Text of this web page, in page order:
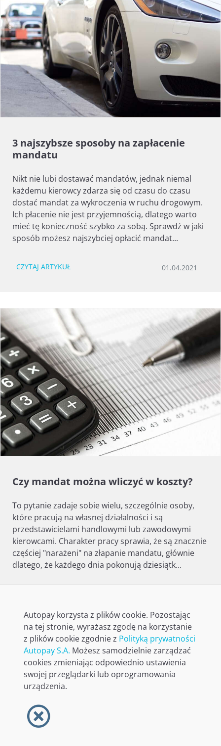
3 najszybsze sposoby na zapłacenie
mandatu
Nikt nie lubi dostawać mandatów, jednak niemal
każdemu kierowcy zdarza się od czasu do czasu
dostać mandat za wykroczenia w ruchu drogowym.
Ich płacenie nie jest przyjemnością, dlatego warto
mieć tę konieczność szybko za sobą. Sprawdź w jaki
sposób możesz najszybciej opłacić mandat...
01.04.2021
CZYTAJ ARTYKUŁ
Czy mandat można wliczyć w koszty?
To pytanie zadaje sobie wielu, szczególnie osoby,
które pracują na własnej działalności i są
przedstawicielami handlowymi lub zawodowymi
kierowcami. Charakter pracy sprawia, że są znacznie
częściej "narażeni" na złapanie mandatu, głównie
dlatego, że każdego dnia pokonują dziesiątk...
Strona główna
Polityka prywatności
Autopay korzysta z plików cookie. Pozostając
na tej stronie, wyrażasz zgodę na korzystanie
z plików cookie zgodnie z Polityką prywatności
Autopay S.A. Możesz samodzielnie zarządzać
cookies zmieniając odpowiednio ustawienia
swojej przeglądarki lub oprogramowania
urządzenia.